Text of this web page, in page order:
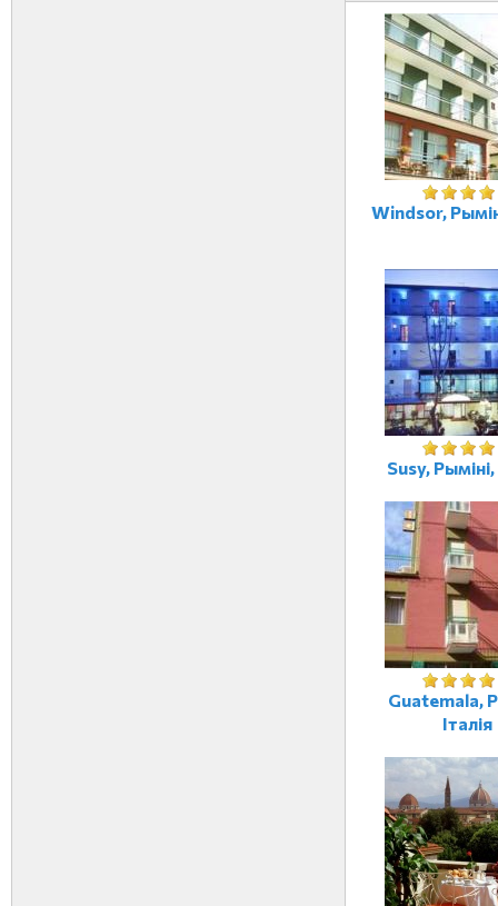
Windsor,
Susy, Рыміні,
Guatemala,
Італія